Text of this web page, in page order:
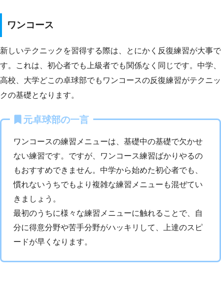
ワンコース
新しいテクニックを習得する際は、とにかく反復練習が大事で
す。これは、初心者でも上級者でも関係なく同じです。中学、
高校、大学どこの卓球部でもワンコースの反復練習がテクニッ
クの基礎となります。
元卓球部の一言
ワンコースの練習メニューは、基礎中の基礎で欠かせ
ない練習です。ですが、ワンコース練習ばかりやるの
もおすすめできません。中学から始めた初心者でも、
慣れないうちでもより複雑な練習メニューも混ぜてい
きましょう。
最初のうちに様々な練習メニューに触れることで、自
分に得意分野や苦手分野がハッキリして、上達のスピ
ードが早くなります。